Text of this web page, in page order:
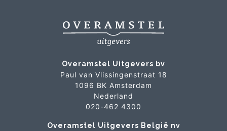
Overamstel Uitgevers bv
Paul van Vlissingenstraat 18
1096 BK Amsterdam
Nederland
020-462 4300
Overamstel Uitgevers België nv